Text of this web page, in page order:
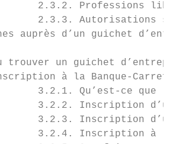
2.3.2. Professions
2.3.3. Autorisations
auprès d’un
trouver un guichet
à la Banque-
3.2.1. Qu’est-ce que la
3.2.2. Inscription
3.2.3. Inscription
3.2.4. Inscription à la